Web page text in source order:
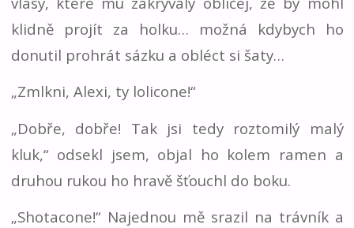
klidně projít za holku… možná kdybych ho
donutil prohrát sázku a obléct si šaty…
„Zmlkni, Alexi, ty lolicone!“
„Dobře, dobře! Tak jsi tedy roztomilý malý
kluk,“ odsekl jsem, objal ho kolem ramen a
druhou rukou ho hravě šťouchl do boku.
„Shotacone!“ Najednou mě srazil na trávník a